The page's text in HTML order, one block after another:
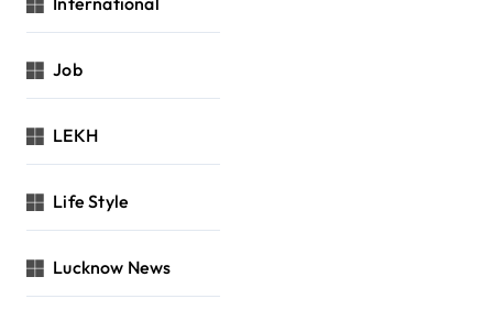
Job
LEKH
Life Style
Lucknow News